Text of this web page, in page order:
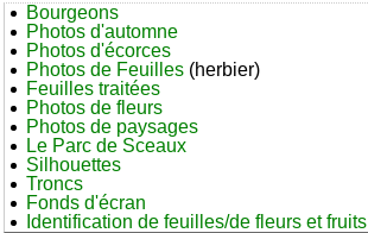
Bourgeons
Photos d'automne
Photos d'écorces
Photos de Feuilles (herbier)
Feuilles traitées
Photos de fleurs
Photos de paysages
Le Parc de Sceaux
Silhouettes
Troncs
Fonds d'écran
Identification de feuilles/de fleurs et fruits